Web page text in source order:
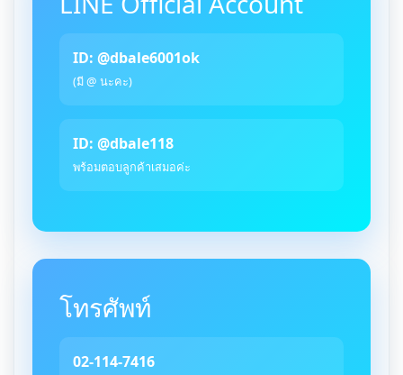
ID: @dbale6001ok
(มี @ นะคะ)
ID: @dbale118
พร้อมตอบลูกค้าเสมอค่ะ
โทรศัพท์
02-114-7416